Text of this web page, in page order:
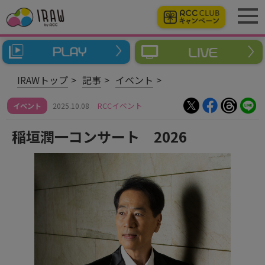
IRAWトップ 記事 イベント
イベント 2025.10.08 RCCイベント
稲垣潤一コンサート 2026